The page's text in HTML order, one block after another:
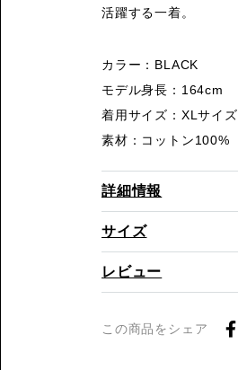
活躍する一着。
カラー：BLACK
モデル身長：164cm
着用サイズ：XLサイズ
素材：コットン100%
詳細情報
サイズ
レビュー
この商品をシェア